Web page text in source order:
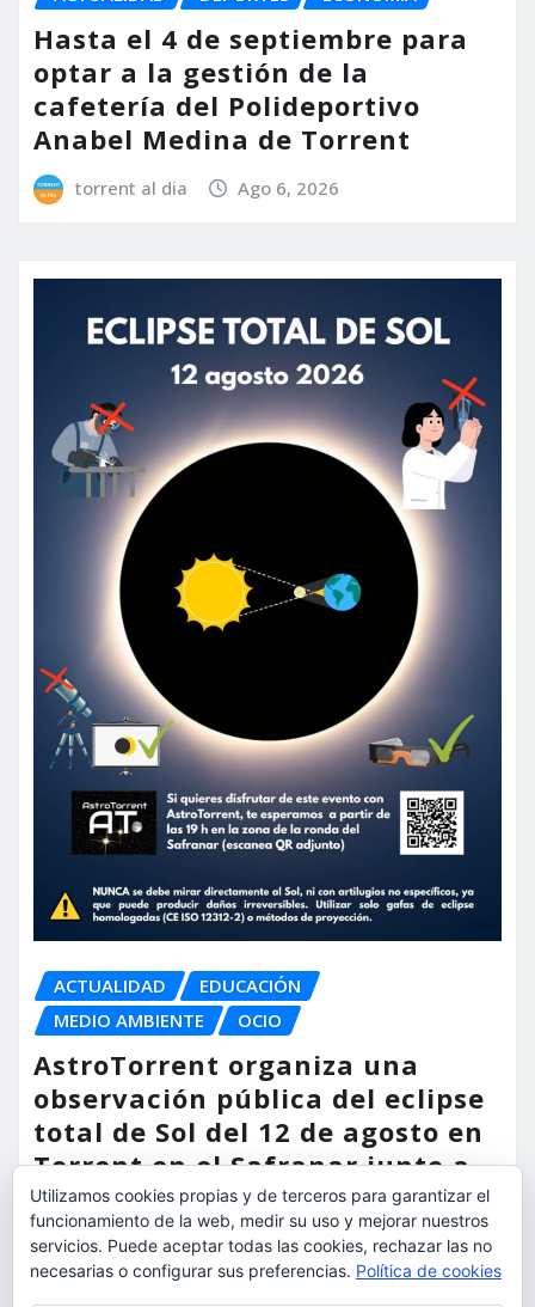
Hasta el 4 de septiembre para
optar a la gestión de la
cafetería del Polideportivo
Anabel Medina de Torrent
torrent al dia Ago 6, 2026
ACTUALIDAD
EDUCACIÓN
MEDIO AMBIENTE
OCIO
AstroTorrent organiza una
observación pública del eclipse
total de Sol del 12 de agosto en
Torrent en el Safranar junto a
las vías del AVE
torrent al dia Ago 5, 2026
Utilizamos cookies propias y de terceros para garantizar el
funcionamiento de la web, medir su uso y mejorar nuestros
servicios. Puede aceptar todas las cookies, rechazar las no
necesarias o configurar sus preferencias. Política de cookies